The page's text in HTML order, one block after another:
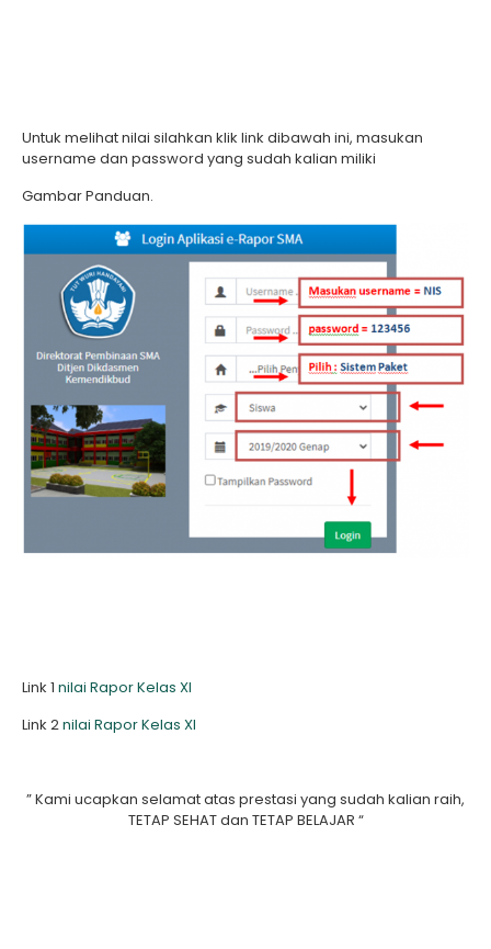
Untuk melihat nilai silahkan klik link dibawah ini, masukan
username dan password yang sudah kalian miliki
Gambar Panduan.
Link 1 nilai Rapor Kelas XI
Link 2nilai Rapor Kelas XI
” Kami ucapkan selamat atas prestasi yang sudah kalian raih,
TETAP SEHAT dan TETAP BELAJAR “